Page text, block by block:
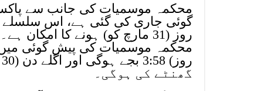
محکمہ موسمیات کی جانب سے
گوئی جاری کی گئی ہے، اس سلسلے
روز (31 مارچ کو) ہونے کا
گھنٹے کی ہوگی۔